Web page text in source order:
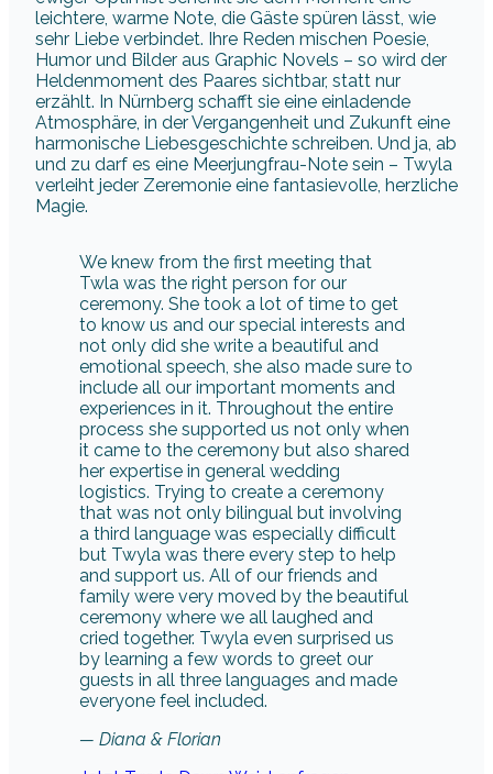
leichtere, warme Note, die Gäste spüren lässt, wie
sehr Liebe verbindet. Ihre Reden mischen Poesie,
Humor und Bilder aus Graphic Novels – so wird der
Heldenmoment des Paares sichtbar, statt nur
erzählt. In Nürnberg schafft sie eine einladende
Atmosphäre, in der Vergangenheit und Zukunft eine
harmonische Liebesgeschichte schreiben. Und ja, ab
und zu darf es eine Meerjungfrau-Note sein – Twyla
verleiht jeder Zeremonie eine fantasievolle, herzliche
Magie.
We knew from the first meeting that
Twla was the right person for our
ceremony. She took a lot of time to get
to know us and our special interests and
not only did she write a beautiful and
emotional speech, she also made sure to
include all our important moments and
experiences in it. Throughout the entire
process she supported us not only when
it came to the ceremony but also shared
her expertise in general wedding
logistics. Trying to create a ceremony
that was not only bilingual but involving
a third language was especially difficult
but Twyla was there every step to help
and support us. All of our friends and
family were very moved by the beautiful
ceremony where we all laughed and
cried together. Twyla even surprised us
by learning a few words to greet our
guests in all three languages and made
everyone feel included.
— Diana & Florian